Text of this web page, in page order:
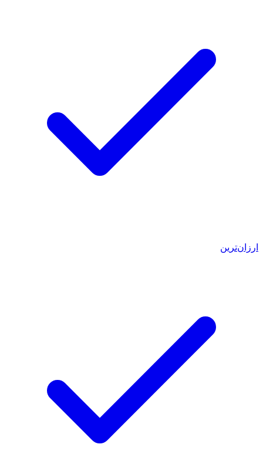
ارزان‌ترین